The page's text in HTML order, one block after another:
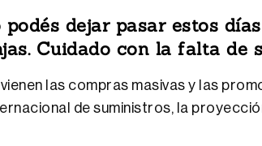
dejar pasar estos
Cuidado con la falta de
las compras masivas y las
de suministros, la